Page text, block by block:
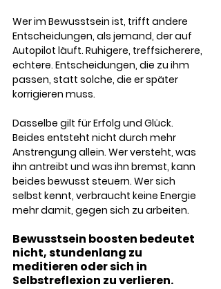
Wer im Bewusstsein ist, trifft andere
Entscheidungen, als jemand, der auf
Autopilot läuft. Ruhigere, treffsicherere,
echtere. Entscheidungen, die zu ihm
passen, statt solche, die er später
korrigieren muss.
Dasselbe gilt für Erfolg und Glück.
Beides entsteht nicht durch mehr
Anstrengung allein. Wer versteht, was
ihn antreibt und was ihn bremst, kann
beides bewusst steuern. Wer sich
selbst kennt, verbraucht keine Energie
mehr damit, gegen sich zu arbeiten.
Bewusstsein boosten bedeutet
nicht, stundenlang zu
meditieren oder sich in
Selbstreflexion zu verlieren.